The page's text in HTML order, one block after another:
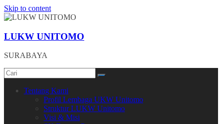
Skip to content
LUKW UNITOMO
SURABAYA
Tentang Kami
Profil Lembaga UKW Unitomo
Struktur LUKW Unitomo
Visi & Misi